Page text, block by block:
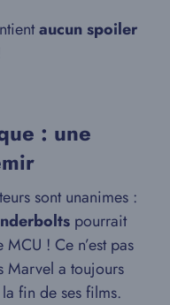
aucun spoiler
: une
sont unanimes :
pourrait
! Ce n’est pas
Marvel a toujours
fin de ses films.